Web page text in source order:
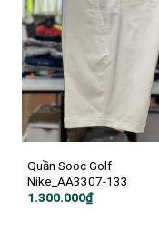
Quần Sooc Golf
Nike_AA3307-133
1.300.000₫